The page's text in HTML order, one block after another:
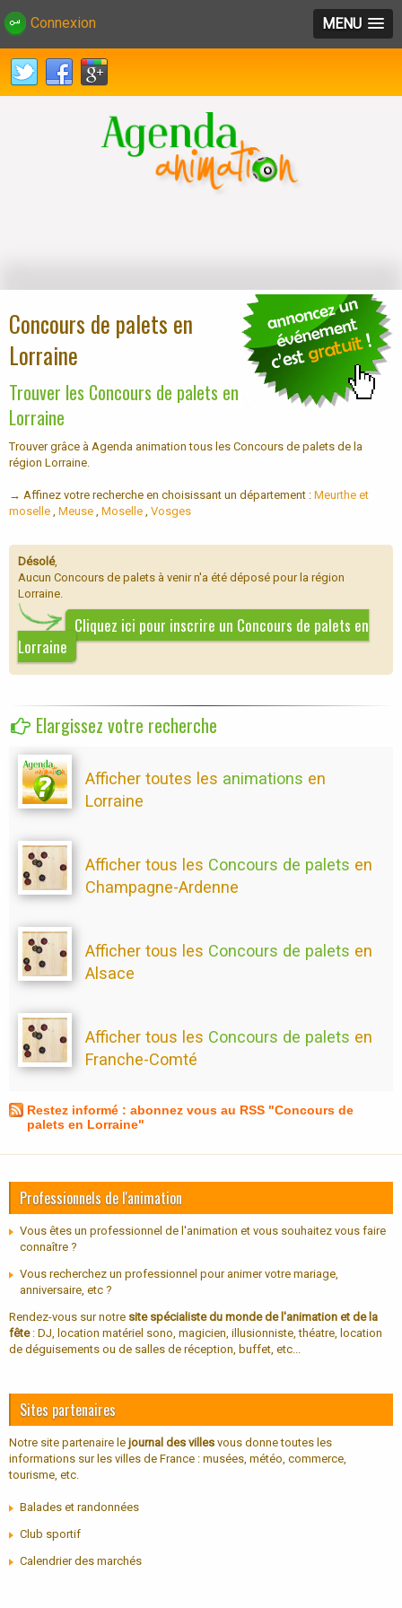
Connexion MENU
Concours de palets en
Lorraine
Trouver les Concours de palets en
Lorraine
Trouver grâce à Agenda animation tous les Concours de palets de la
région Lorraine.
→ Affinez votre recherche en choisissant un département : Meurthe et
moselle Meuse Moselle Vosges
Désolé,
Aucun Concours de palets à venir n'a été déposé pour la région
Lorraine.
Cliquez ici pour inscrire un Concours de palets en
Lorraine
Elargissez votre recherche
Afficher toutes les animations en
Lorraine
Afficher tous les Concours de palets en
Champagne-Ardenne
Afficher tous les Concours de palets en
Alsace
Afficher tous les Concours de palets en
Franche-Comté
Restez informé : abonnez vous au RSS "Concours de
palets en Lorraine"
Professionnels de l'animation
Vous êtes un professionnel de l'animation et vous souhaitez vous faire
connaître ?
Vous recherchez un professionnel pour animer votre mariage,
anniversaire, etc ?
Rendez-vous sur notre site spécialiste du monde de l'animation et de la
fête: DJ, location matériel sono, magicien, illusionniste, théatre, location
de déguisements ou de salles de réception, buffet, etc...
Sites partenaires
Notre site partenaire le journal des villes vous donne toutes les
informations sur les villes de France : musées, météo, commerce,
tourisme, etc.
Balades et randonnées
Club sportif
Calendrier des marchés